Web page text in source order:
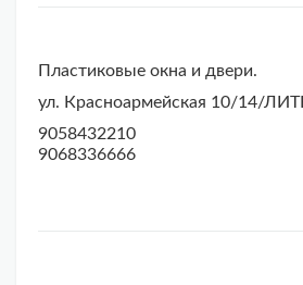
Пластиковые окна и двери.
ул. Красноармейская 10/14/
9058432210
9068336666